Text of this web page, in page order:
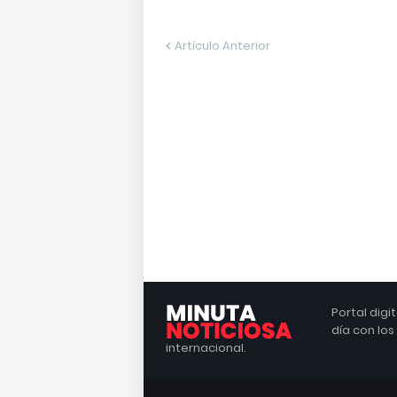
Artículo Anterior
Portal
día con
internacional.